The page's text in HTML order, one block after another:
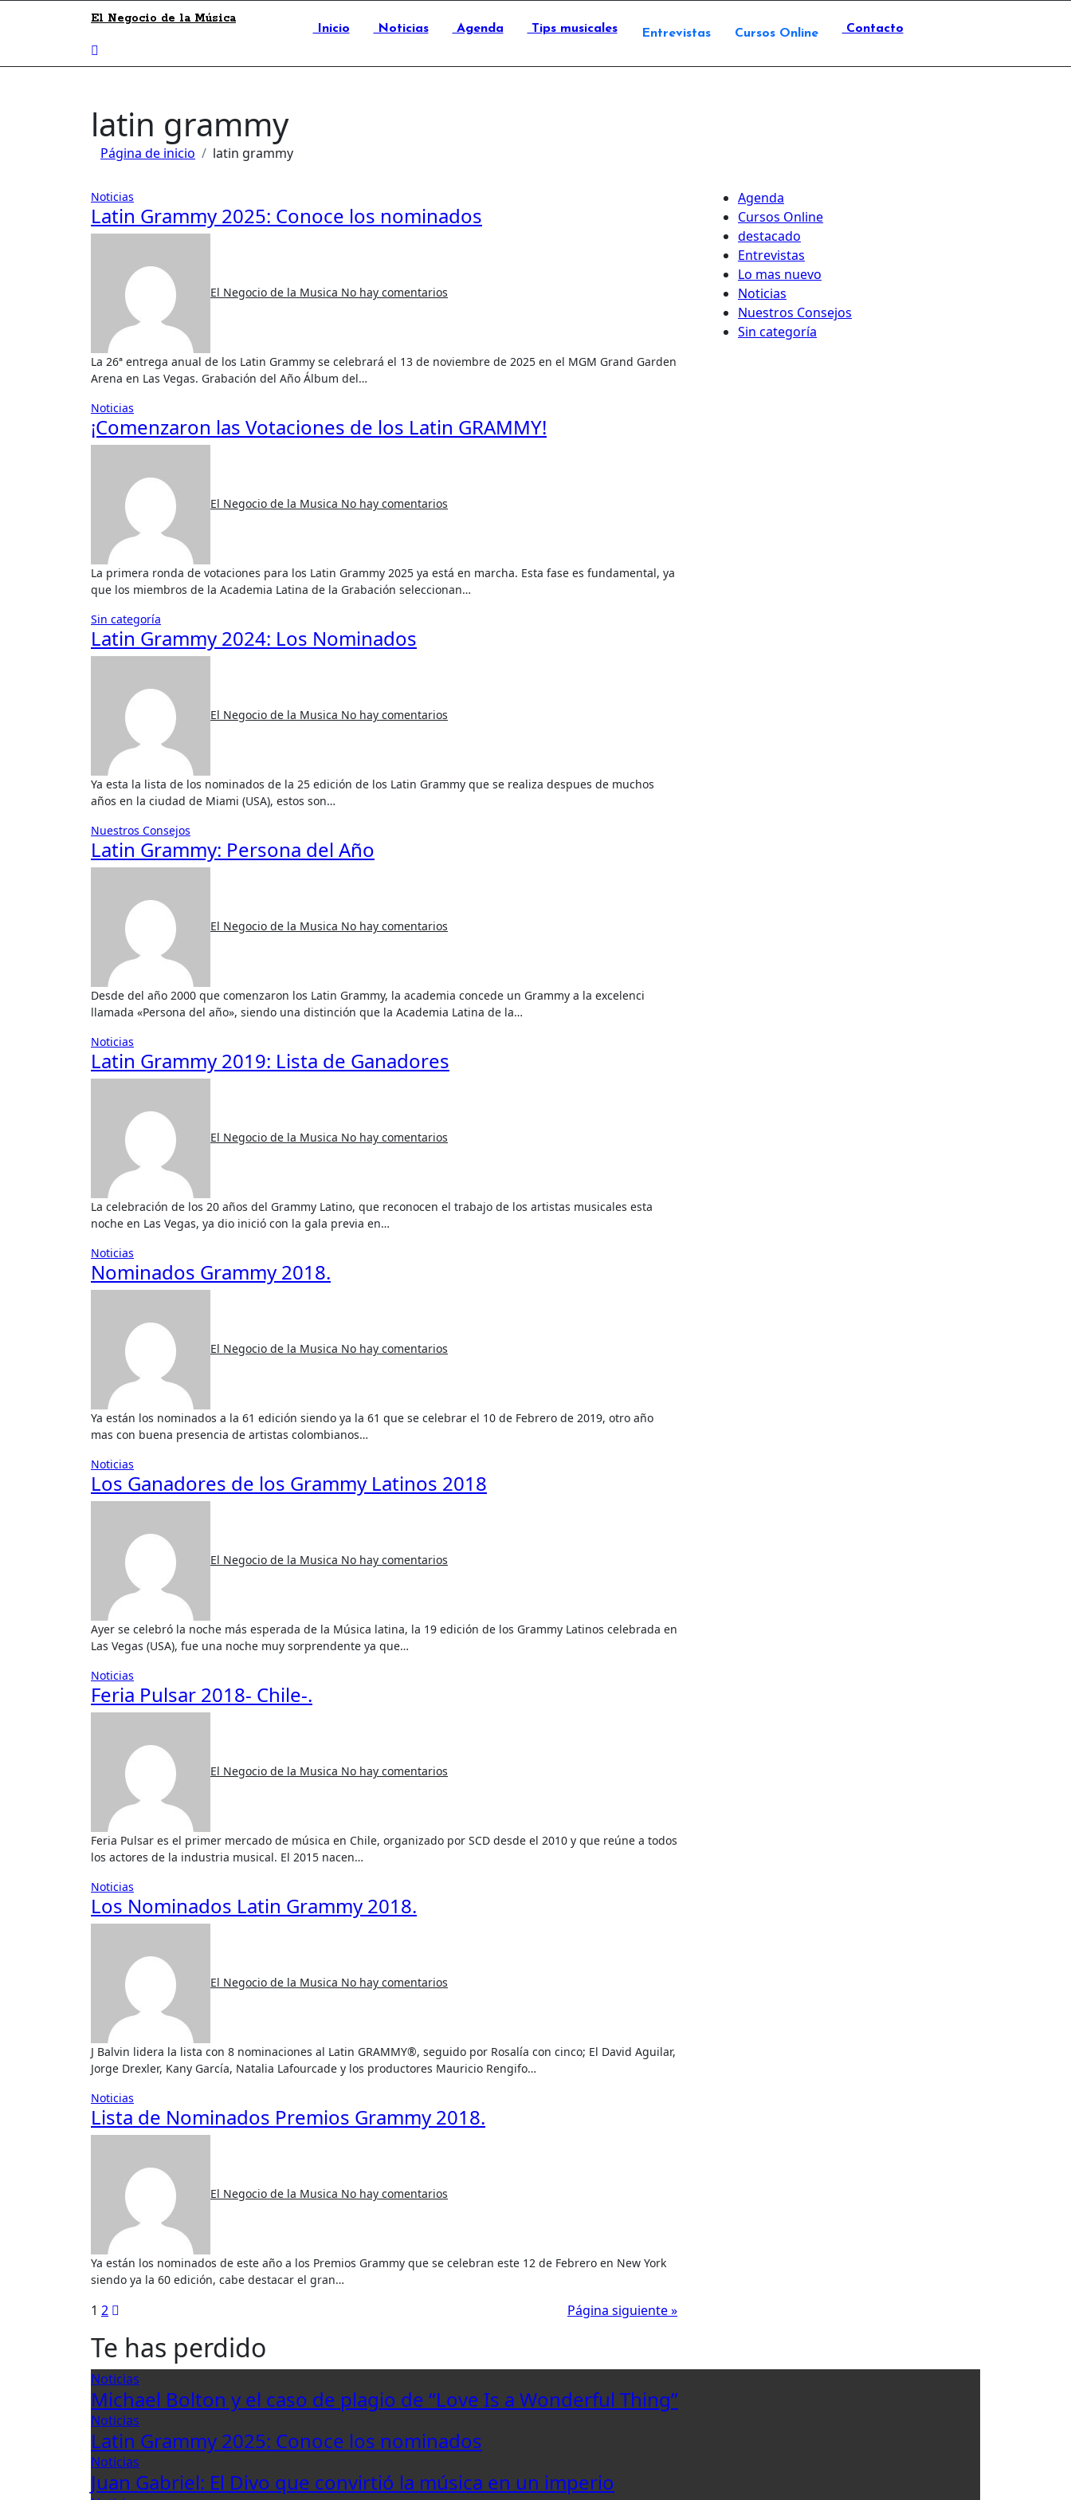
El Negocio de la Música
Inicio Noticias Agenda Tips musicales Entrevistas Cursos Online Contacto
latin grammy
Página de inicio latin grammy
Noticias
Latin Grammy 2025: Conoce los nominados
El Negocio de la Musica No hay comentarios
La 26ª entrega anual de los Latin Grammy se celebrará el 13 de noviembre de 2025 en el MGM Grand Garden
Arena en Las Vegas. Grabación del Año Álbum del…
Noticias
¡Comenzaron las Votaciones de los Latin GRAMMY!
El Negocio de la Musica No hay comentarios
La primera ronda de votaciones para los Latin Grammy 2025 ya está en marcha. Esta fase es fundamental, ya
que los miembros de la Academia Latina de la Grabación seleccionan…
Sin categoría
Latin Grammy 2024: Los Nominados
El Negocio de la Musica No hay comentarios
Ya esta la lista de los nominados de la 25 edición de los Latin Grammy que se realiza despues de muchos
años en la ciudad de Miami (USA), estos son…
Nuestros Consejos
Latin Grammy: Persona del Año
El Negocio de la Musica No hay comentarios
Desde del año 2000 que comenzaron los Latin Grammy, la academia concede un Grammy a la excelenci
llamada «Persona del año», siendo una distinción que la Academia Latina de la…
Noticias
Latin Grammy 2019: Lista de Ganadores
El Negocio de la Musica No hay comentarios
La celebración de los 20 años del Grammy Latino, que reconocen el trabajo de los artistas musicales esta
noche en Las Vegas, ya dio inició con la gala previa en…
Noticias
Nominados Grammy 2018.
El Negocio de la Musica No hay comentarios
Ya están los nominados a la 61 edición siendo ya la 61 que se celebrar el 10 de Febrero de 2019, otro año
mas con buena presencia de artistas colombianos…
Noticias
Los Ganadores de los Grammy Latinos 2018
El Negocio de la Musica No hay comentarios
Ayer se celebró la noche más esperada de la Música latina, la 19 edición de los Grammy Latinos celebrada en
Las Vegas (USA), fue una noche muy sorprendente ya que…
Noticias
Feria Pulsar 2018- Chile-.
El Negocio de la Musica No hay comentarios
Feria Pulsar es el primer mercado de música en Chile, organizado por SCD desde el 2010 y que reúne a todos
los actores de la industria musical. El 2015 nacen…
Noticias
Los Nominados Latin Grammy 2018.
El Negocio de la Musica No hay comentarios
J Balvin lidera la lista con 8 nominaciones al Latin GRAMMY®, seguido por Rosalía con cinco; El David Aguilar,
Jorge Drexler, Kany García, Natalia Lafourcade y los productores Mauricio Rengifo…
Noticias
Lista de Nominados Premios Grammy 2018.
El Negocio de la Musica No hay comentarios
Ya están los nominados de este año a los Premios Grammy que se celebran este 12 de Febrero en New York
siendo ya la 60 edición, cabe destacar el gran…
Paginación
de
entradas
1 2 Página siguiente »
Agenda
Cursos Online
destacado
Entrevistas
Lo mas nuevo
Noticias
Nuestros Consejos
Sin categoría
Te has perdido
Noticias
Michael Bolton y el caso de plagio de “Love Is a Wonderful Thing”
Noticias
Latin Grammy 2025: Conoce los nominados
Noticias
Juan Gabriel: El Divo que convirtió la música en un imperio